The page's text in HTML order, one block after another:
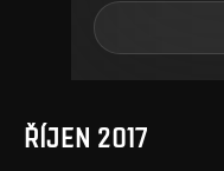
ŘÍJEN 2017